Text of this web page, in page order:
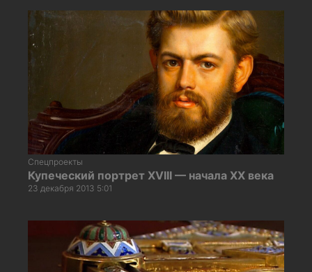
Спецпроекты
Купеческий портрет XVIII — начала XX века
23 декабря 2013 5:01